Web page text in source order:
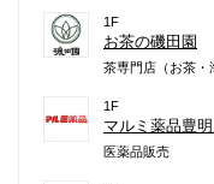
1F
お茶の磯田園
茶専門店（お茶・
1F
マルミ薬品豊
医薬品販売